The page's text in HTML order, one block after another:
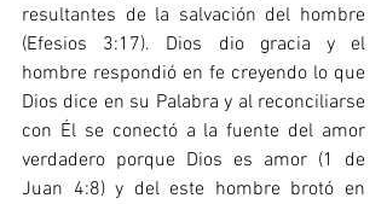
resultantes de la salvación del hombre
(Efesios 3:17). Dios dio gracia y el
hombre respondió en fe creyendo lo que
Dios dice en su Palabra y al reconciliarse
con Él se conectó a la fuente del amor
verdadero porque Dios es amor (1 de
Juan 4:8) y del este hombre brotó en